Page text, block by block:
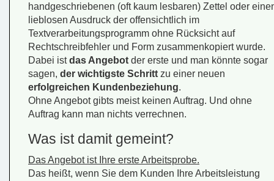
handgeschriebenen (oft kaum lesbaren) Zettel oder
lieblosen Ausdruck der offensichtlich im
Textverarbeitungsprogramm ohne Rücksicht auf
Rechtschreibfehler und Form zusammenkopiert wurde.
Dabei istdas Angebot der erste und man könnte sogar
sagen, der wichtigste Schritt zu einer neuen
erfolgreichen Kundenbeziehung.
Ohne Angebot gibts meist keinen Auftrag. Und ohne
Auftrag kann man nichts verrechnen.
Was ist damit gemeint?
Das Angebot ist Ihre erste Arbeitsprobe.
Das heißt, wenn Sie dem Kunden Ihre Arbeitsleistung